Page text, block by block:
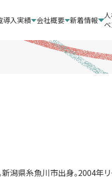
導入実績 会社概要 新着情報
潟県糸魚川市出身。2004年